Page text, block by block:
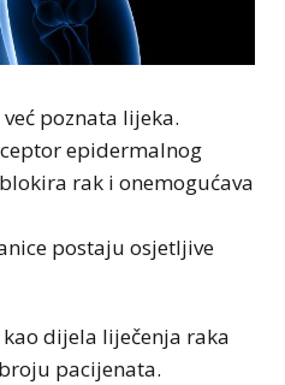
poznata lijeka.
epidermalnog
rak i onemogućava
postaju osjetljive
dijela liječenja raka
pacijenata.